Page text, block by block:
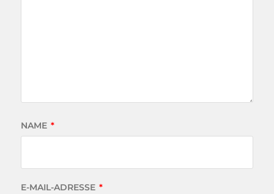
NAME *
E-MAIL-ADRESSE *